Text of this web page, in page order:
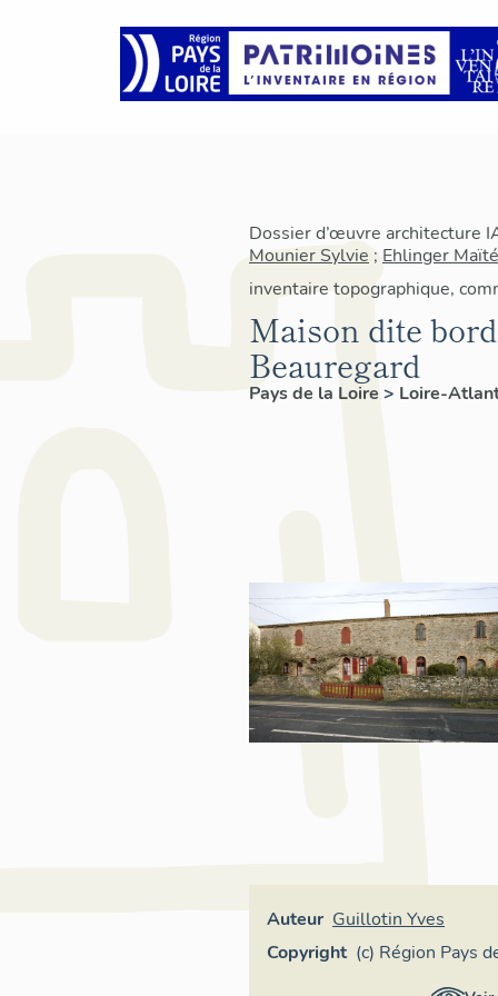
Dossier d’œuvre architecture
Mounier Sylvie ; Ehlinger
inventaire topographique,
Maison dite
Beauregard
Pays de la Loire > Loire-
Auteur Guillotin Yves
Copyright (c) Région Pays
Loire - Inventaire